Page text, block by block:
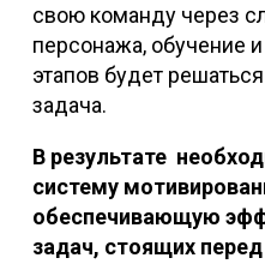
свою команду через
персонажа, обучение
этапов будет
задача.
В результате
систему
обеспечивающую
задач, стоящих